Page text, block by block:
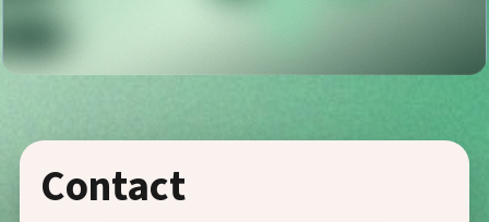
Contact